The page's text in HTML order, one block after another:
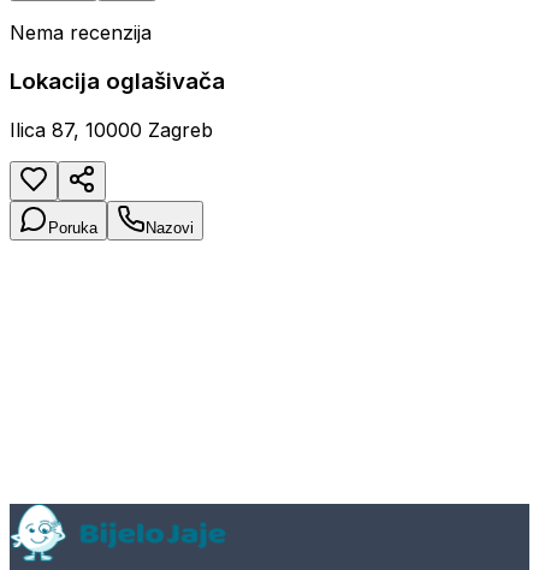
Nema recenzija
Lokacija oglašivača
Ilica 87, 10000 Zagreb
Poruka Nazovi